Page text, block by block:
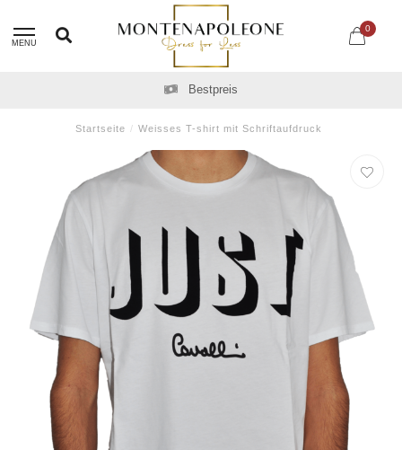
MENU
0
Bestpreis
Startseite / Weisses T-shirt mit Schriftaufdruck